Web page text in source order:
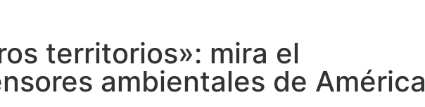
territorios»: mira el
ambientales de América